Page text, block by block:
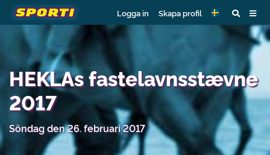
Logga in Skapa profil
HEKLAs fastelavnsstævne
2017
Söndag den 26. februari 2017